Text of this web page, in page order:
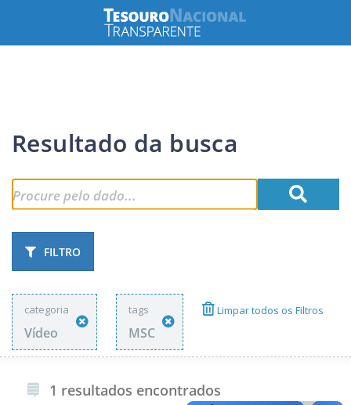
Resultado da busca
FILTRO
categoria
Vídeo
tags
MSC
Limpar todos os Filtros
1 resultados encontrados